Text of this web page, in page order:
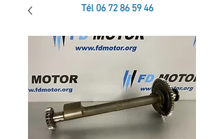
Tél 06 72 86 59 46